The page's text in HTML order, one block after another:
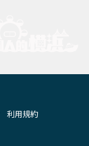
利用規約